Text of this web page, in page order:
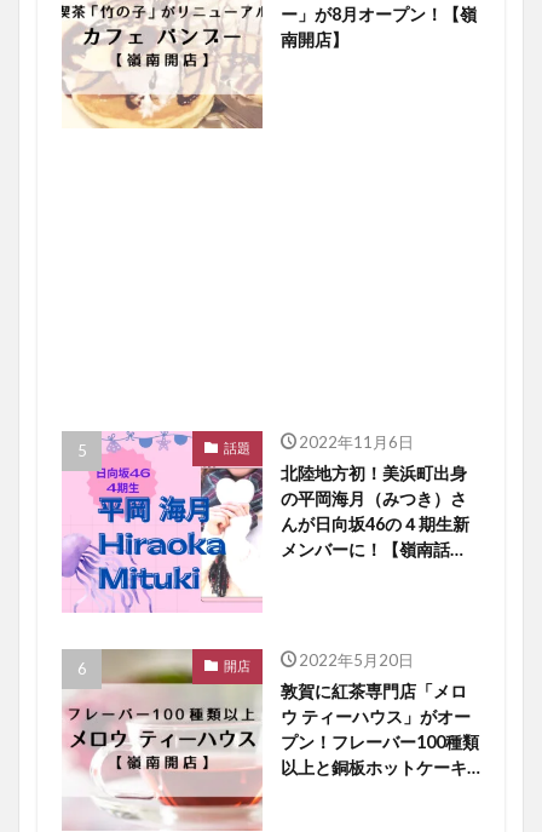
ー」が8月オープン！【嶺
南開店】
話題 2022年11月6日
北陸地方初！美浜町出身
の平岡海月（みつき）さ
んが日向坂46の４期生新
メンバーに！【嶺南話
開店 2022年5月20日
敦賀に紅茶専門店「メロ
ウ ティーハウス」がオー
プン！フレーバー100種類
以上と銅板ホットケーキ